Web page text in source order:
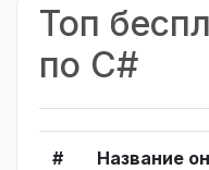
Топ
по C#
# Название